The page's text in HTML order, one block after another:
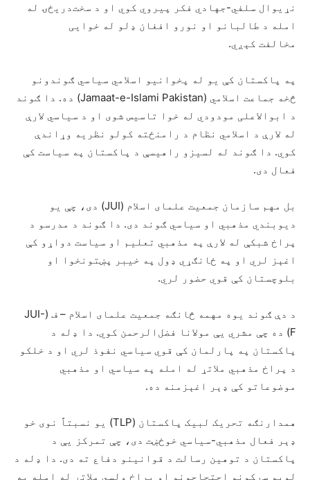
نړیوال سلفي-جهادي فکر پیروي کوي او د سخت‌دریځۍ له
امله د طالبانو او نورو افغان ډلو له خوایی
مخالفت کېږي.
په پاکستان کې یو له پخوانیو اسلامي سیاسي ګوندونو
څخه جماعت اسلامي (Jamaat-e-Islami Pakistan) ده. دا ګوند
د ابوالاعلی مودودي له خوا تاسیس شوی او د سیاسي لارې
له لارې د اسلامي نظام د رامنځته کولو نظریه وړاندې
کوي. دا ګوند له لسیزو راهیسې د پاکستان په سیاست کې
فعال دی.
بل مهم سازمان جمعیت علمای اسلام (JUI) دی، چې یو
دیوبندي مذهبي او سیاسي ګوند دی. دا ګوند د مدرسو د
پراخ شبکې له لارې په مذهبي تعلیم او سیاست دواړو کې
اغېز لري او په ځانګړي ډول په خیبر پښتونخوا او
بلوچستان کې قوي حضور لري.
د دې ګوند یوه مهمه څانګه جمعیت علمای اسلام – ف (JUI-
F) ده چې مشري یې مولانا فضل‌الرحمن کوي. دا ډله د
پاکستان په پارلمان کې قوي سیاسي نفوذ لري او د خلکو
د پراخ مذهبي ملاتړ له امله په سیاسي او مذهبي
موضوعاتو کې ډېر اغېزمنه ده.
همدارنګه تحریک لبیک پاکستان (TLP) یو نسبتاً نوی خو
ډېر فعال مذهبي-سیاسي خوځښت دی، چې تمرکز یې د
پاکستان د توهین رسالت د قوانینو دفاع ته دی. دا ډله د
لویو سړکونو احتجاجونو او پراخ ولسي ملاتړ له امله په